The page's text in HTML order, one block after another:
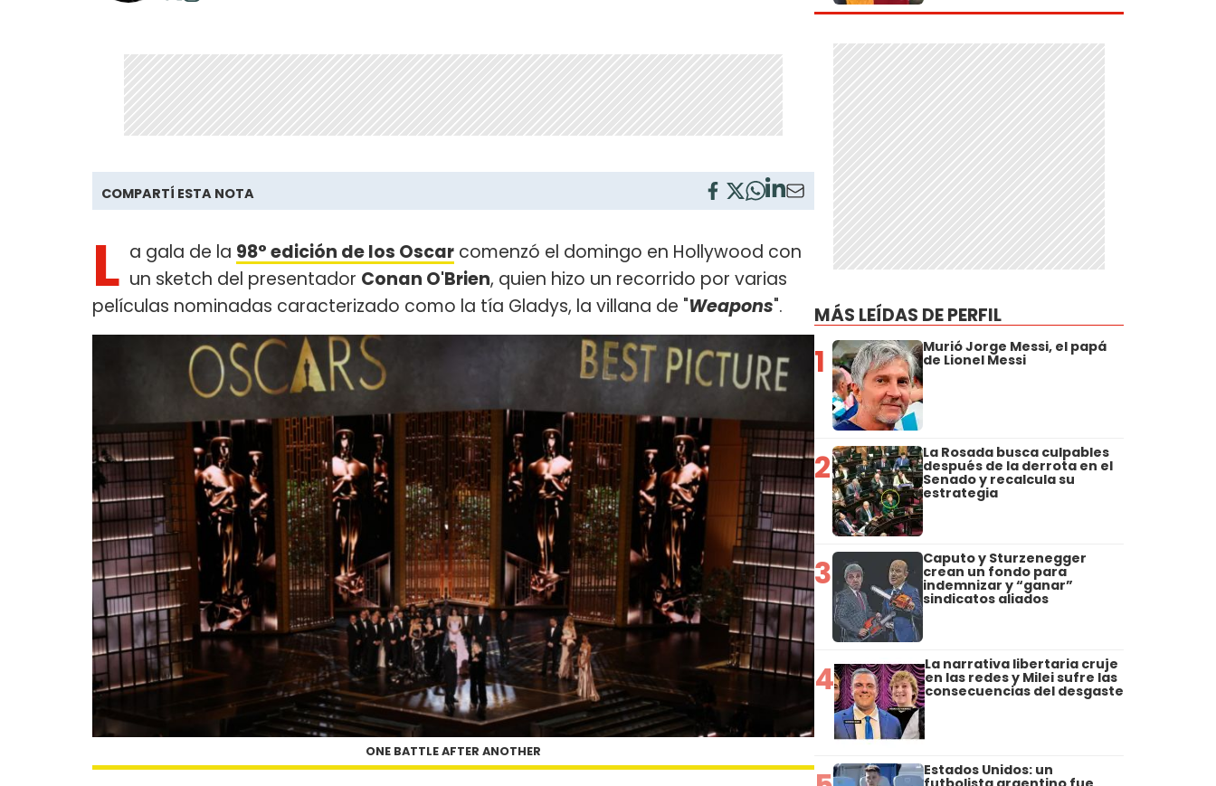
COMPARTÍ ESTA NOTA
L a gala de la 98° edición de los Oscar comenzó el domingo en Hollywood con
un sketch del presentador Conan O'Brien, quien hizo un recorrido por varias
películas nominadas caracterizado como la tía Gladys, la villana de "Weapons".
ONE BATTLE AFTER ANOTHER
MÁS LEÍDAS DE PERFIL
1 Murió Jorge Messi, el papá
de Lionel Messi
2 La Rosada busca culpables
después de la derrota en el
Senado y recalcula su
estrategia
3 Caputo y Sturzenegger
crean un fondo para
indemnizar y “ganar”
sindicatos aliados
4 La narrativa libertaria cruje
en las redes y Milei sufre las
consecuencias del desgaste
Estados Unidos: un